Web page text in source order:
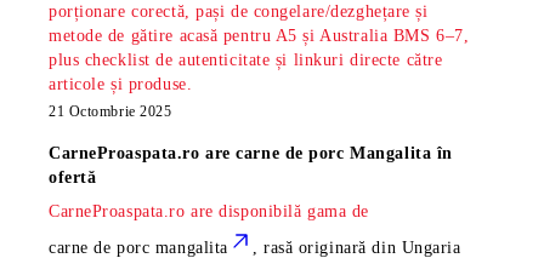
porționare corectă, pași de congelare/dezghețare și
metode de gătire acasă pentru A5 și Australia BMS 6–7,
plus checklist de autenticitate și linkuri directe către
articole și produse.
21 Octombrie 2025
CarneProaspata.ro arecarne de porc Mangalita în
ofertă
CarneProaspata.ro are disponibilă gama de
carne de porc mangalita
, rasă originară din Ungaria